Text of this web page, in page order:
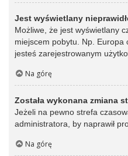
Jest wyświetlany
Możliwe, że jest wyświetlany
miejscem pobytu. Np. Europa
jesteś zarejestrowanym
Na górę
Została wykonana zmiana
Jeżeli na pewno strefa
administratora, by naprawił
Na górę